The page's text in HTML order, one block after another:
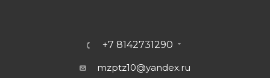
+7 8142731290
mzptz10@yandex.ru